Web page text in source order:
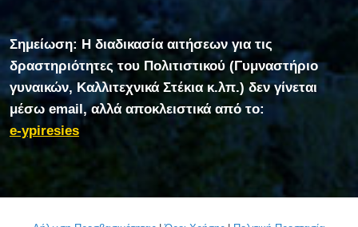
Σημείωση: Η διαδικασία αιτήσεων για τις
δραστηριότητες του Πολιτιστικού (Γυμναστήριο
γυναικών, Καλλιτεχνικά Στέκια κ.λπ.) δεν γίνεται
μέσω email, αλλά αποκλειστικά από το:
e-ypiresies